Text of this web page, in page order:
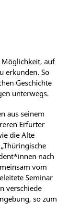
Möglichkeit, auf
erkunden. So
Geschichte
unterwegs.
aus seinem
Erfurter
die Alte
nach
vom
Seminar
verschiede
so zum